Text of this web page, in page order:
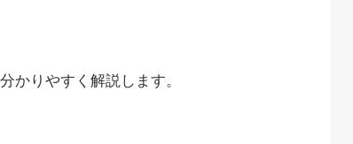
かりやすく解説します。